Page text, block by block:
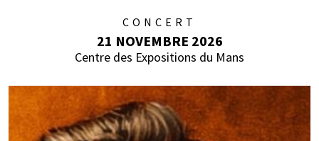
CONCERT
21 NOVEMBRE 2026
Centre des Expositions du Mans